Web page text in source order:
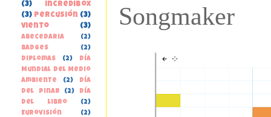
Songmaker
(3)
incredibox
(3) percusión (3)
viento
(3)
Abecedaria
(2)
Badges
(2)
Diplomas
(2)
Día
Mundial del Medio
Ambiente
(2)
Día
del Pinar
(2)
Día
del libro
(2)
Eurovisión
(2)